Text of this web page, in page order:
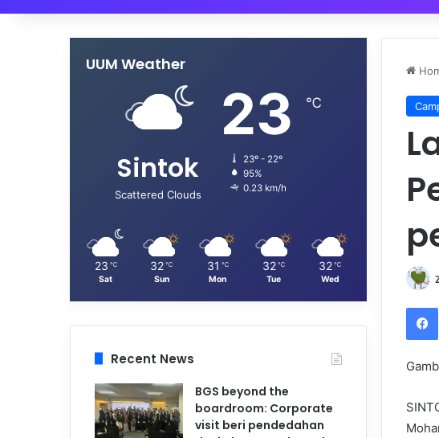
UUM Weather
Sintok
Scattered Clouds
23 ℃
23º - 22º
95%
0.23 km/h
23 ℃
Sat
32 ℃
Sun
31 ℃
Mon
32 ℃
Tue
32 ℃
Wed
Recent News
BGS beyond the
boardroom: Corporate
visit beri pendedahan